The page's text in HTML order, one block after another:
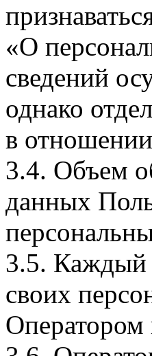
«О
сведений
однако
в
3.4. Объем
данных
3.5. Каждый
своих
Оператором